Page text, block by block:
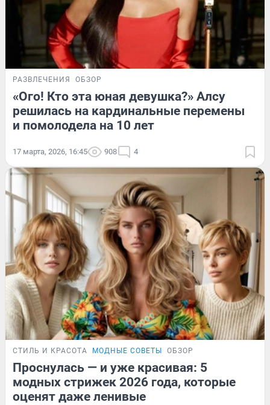
РАЗВЛЕЧЕНИЯ ОБЗОР
«Ого! Кто эта юная девушка?» Алсу
решилась на кардинальные перемены
и помолодела на 10 лет
17 марта, 2026, 16:45 908 4
СТИЛЬ И КРАСОТА МОДНЫЕ СОВЕТЫ ОБЗОР
Проснулась — и уже красивая: 5
модных стрижек 2026 года, которые
оценят даже ленивые